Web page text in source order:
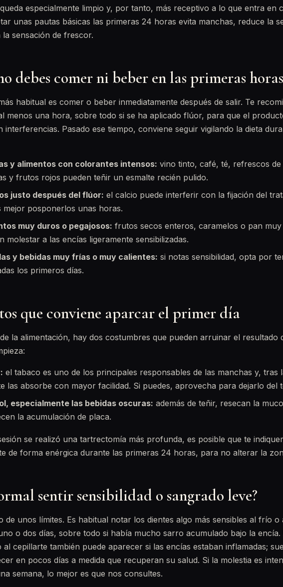
especialmente limpio y, por tanto, más receptivo a lo que entra en
unas pautas básicas las primeras 24 horas evita manchas, reduce la
sensación de frescor.
debes comer ni beber en las primeras horas
habitual es comer o beber inmediatamente después de salir. Te
menos una hora, sobre todo si se ha aplicado flúor, para que el
interferencias. Pasado ese tiempo, conviene seguir vigilando la dieta
y alimentos con colorantes intensos: vino tinto, café, té, refrescos de
y frutos rojos pueden teñir un esmalte recién pulido.
justo después del flúor: el calcio puede interferir con la fijación del
mejor posponerlos unas horas.
muy duros o pegajosos: frutos secos enteros, caramelos o pan
molestar a las encías ligeramente sensibilizadas.
y bebidas muy frías o muy calientes: si notas sensibilidad, opta por
los primeros días.
que conviene aparcar el primer día
la alimentación, hay dos costumbres que pueden arruinar el resultado
el tabaco es uno de los principales responsables de las manchas y, tras
las absorbe con mayor facilidad. Si puedes, aprovecha para dejarlo del
especialmente las bebidas oscuras: además de teñir, resecan la
la acumulación de placa.
se realizó una tartrectomía más profunda, es posible que te
de forma enérgica durante las primeras 24 horas, para no alterar la
sentir sensibilidad o sangrado leve?
de unos límites. Es habitual notar los dientes algo más sensibles al frío o
o dos días, sobre todo si había mucho sarro acumulado bajo la encía.
al cepillarte también puede aparecer si las encías estaban inflamadas;
en pocos días a medida que recuperan su salud. Si la molestia es
semana, lo mejor es que nos consultes.